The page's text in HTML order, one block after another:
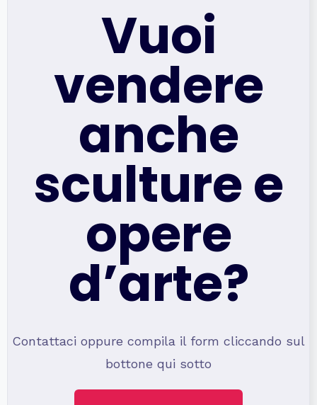
Vuoi
vendere
anche
sculture e
opere
d’arte?
Contattaci oppure compila il form cliccando sul
bottone qui sotto